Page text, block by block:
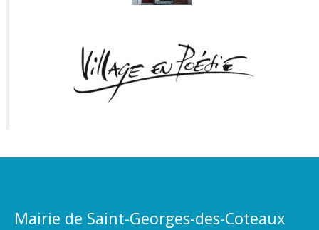
Mairie de Saint-Georges-des-Coteaux